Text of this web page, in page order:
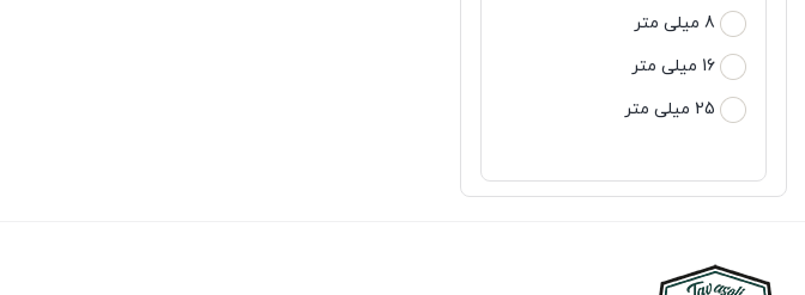
8 میلی متر
16 میلی متر
25 میلی متر